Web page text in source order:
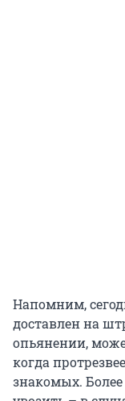
Напомним,
доставлен на
опьянении,
когда
знакомых.